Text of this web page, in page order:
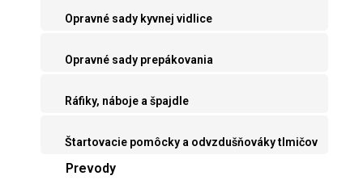
Opravné sady kyvnej vidlice
Opravné sady prepákovania
Ráfiky, náboje a špajdle
Štartovacie pomôcky a odvzdušňováky tlmičov
Prevody